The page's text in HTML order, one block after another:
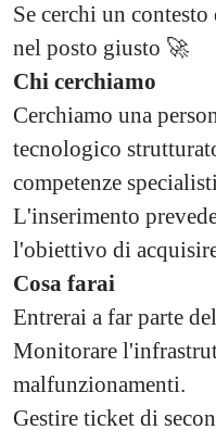
Se cerchi un
nel posto giusto 🚀
Chi cerchiamo
Cerchiamo una
tecnologico
competenze
L'inserimento
l'obiettivo di
Cosa farai
Entrerai a far parte
Monitorare
malfunzionamenti.
Gestire ticket di